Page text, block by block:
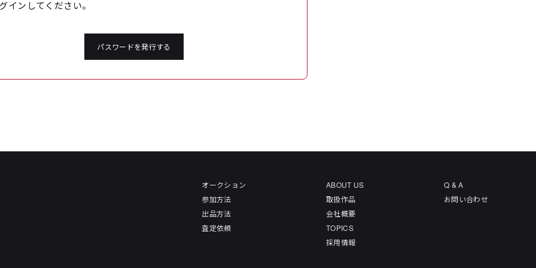
インしてください。
パスワードを発行する
オークション
参加方法
出品方法
査定依頼
ABOUT US
取扱作品
会社概要
TOPICS
採用情報
Q & A
お問い合わせ